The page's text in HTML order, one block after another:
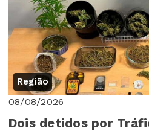
Região
08/08/2026
Dois detidos por